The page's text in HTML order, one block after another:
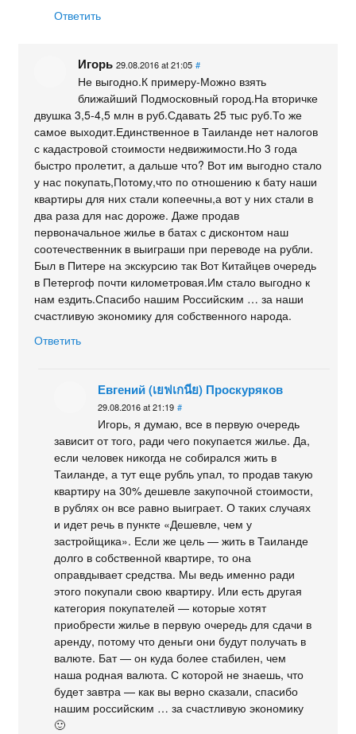
Ответить
Игорь 29.08.2016 at 21:05 #
Не выгодно.К примеру-Можно взять
ближайший Подмосковный город.На вторичке
двушка 3,5-4,5 млн в руб.Сдавать 25 тыс руб.То же
самое выходит.Единственное в Таиланде нет налогов
с кадастровой стоимости недвижимости.Но 3 года
быстро пролетит, а дальше что? Вот им выгодно стало
у нас покупать,Потому,что по отношению к бату наши
квартиры для них стали копеечны,а вот у них стали в
два раза для нас дороже. Даже продав
первоначальное жилье в батах с дисконтом наш
соотечественник в выиграши при переводе на рубли.
Был в Питере на экскурсию так Вот Китайцев очередь
в Петергоф почти километровая.Им стало выгодно к
нам ездить.Спасибо нашим Российским … за наши
счастливую экономику для собственного народа.
Ответить
Евгений (เยฟเกนีย) Проскуряков
29.08.2016 at 21:19 #
Игорь, я думаю, все в первую очередь
зависит от того, ради чего покупается жилье. Да,
если человек никогда не собирался жить в
Таиланде, а тут еще рубль упал, то продав такую
квартиру на 30% дешевле закупочной стоимости,
в рублях он все равно выиграет. О таких случаях
и идет речь в пункте «Дешевле, чем у
застройщика». Если же цель — жить в Таиланде
долго в собственной квартире, то она
оправдывает средства. Мы ведь именно ради
этого покупали свою квартиру. Или есть другая
категория покупателей — которые хотят
приобрести жилье в первую очередь для сдачи в
аренду, потому что деньги они будут получать в
валюте. Бат — он куда более стабилен, чем
наша родная валюта. С которой не знаешь, что
будет завтра — как вы верно сказали, спасибо
нашим российским … за счастливую экономику
🙂